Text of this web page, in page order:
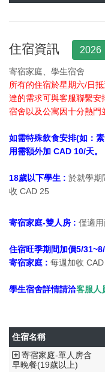
住宿資訊 2026
寄宿家庭、學生宿舍
所有的住宿於星期六/日
達的需求可與客服聯繫安
宿舍以及公寓因十分熱門
如需特殊飲食安排(如：
用需額外加 CAD 10/天。
18歲以下學生 : 於就學期
收 CAD 25
寄宿家庭-雙人房 : 僅適用
住宿旺季期間加價5/
寄宿家庭 : 每週加收
學生宿舍詳情請洽客服人
住宿名稱
寄宿家庭-單人房含
早晚餐(19歲以上)